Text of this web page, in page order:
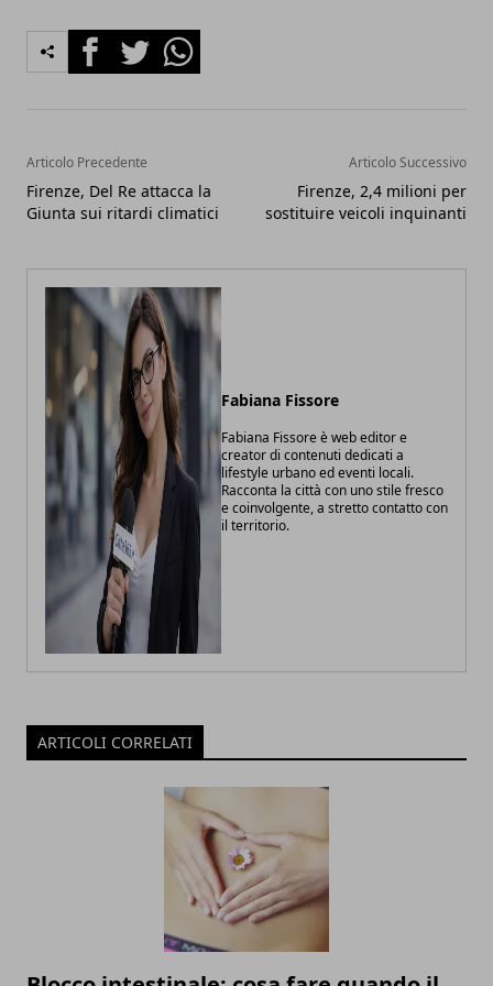
FacebookTwitterWhatsapp
Articolo Precedente
Firenze, Del Re attacca la
Giunta sui ritardi climatici
Articolo Successivo
Firenze, 2,4 milioni per
sostituire veicoli inquinanti
Fabiana Fissore
Fabiana Fissore è web editor e
creator di contenuti dedicati a
lifestyle urbano ed eventi locali.
Racconta la città con uno stile fresco
e coinvolgente, a stretto contatto con
il territorio.
ARTICOLI CORRELATI